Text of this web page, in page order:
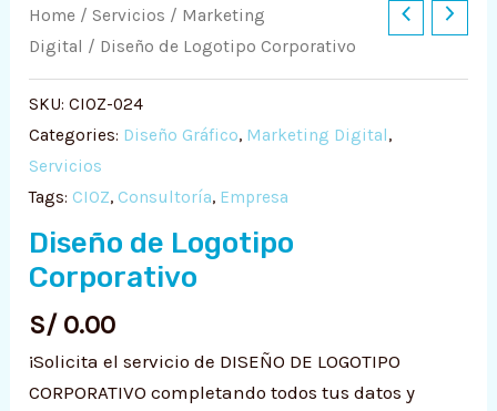
Home / Servicios / Marketing
Digital / Diseño de Logotipo Corporativo
SKU:CIOZ-024
Categories: Diseño Gráfico, Marketing Digital,
Servicios
Tags: CIOZ, Consultoría, Empresa
Diseño de Logotipo
Corporativo
S/0.00
¡Solicita el servicio de DISEÑO DE LOGOTIPO
CORPORATIVO completando todos tus datos y
Diseño
de
Logotipo
Corporativo
quantity